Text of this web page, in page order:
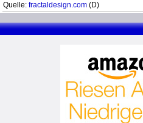
Quelle: fractaldesign.com (D)